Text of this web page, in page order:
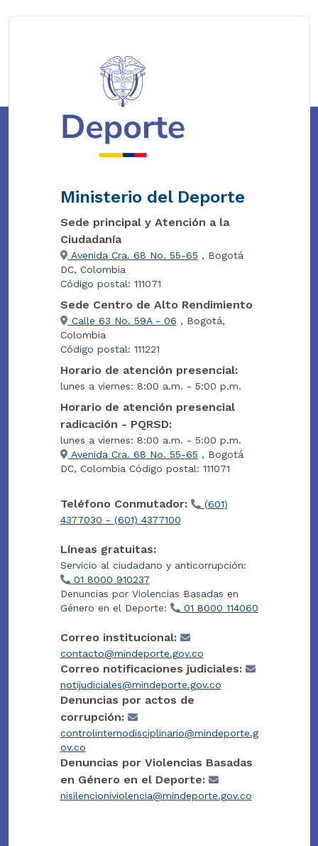
Ministerio del Deporte
Sede principal y Atención a la
Ciudadanía
Avenida Cra. 68 No. 55-65 , Bogotá
DC, Colombia
Código postal: 111071
Sede Centro de Alto Rendimiento
Calle 63 No. 59A - 06 , Bogotá,
Colombia
Código postal: 111221
Horario de atención presencial:
lunes a viernes: 8:00 a.m. - 5:00 p.m.
Horario de atención presencial
radicación - PQRSD:
lunes a viernes: 8:00 a.m. - 5:00 p.m.
Avenida Cra. 68 No. 55-65 , Bogotá
DC, Colombia Código postal: 111071
Teléfono Conmutador:
(601)
4377030 - (601) 4377100
Líneas gratuitas:
Servicio al ciudadano y anticorrupción:
01 8000 910237
Denuncias por Violencias Basadas en
Género en el Deporte:
01 8000 114060
Correo institucional:
contacto@mindeporte.gov.co
Correo notificaciones judiciales:
notijudiciales@mindeporte.gov.co
Denuncias por actos de
corrupción:
controlinternodisciplinario@mindeporte.g
ov.co
Denuncias por Violencias Basadas
en Género en el Deporte:
nisilencioniviolencia@mindeporte.gov.co